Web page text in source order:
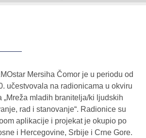
Mersiha Čomor je u periodu od
učestvovala na radionicama u okviru
„Mreža mladih branitelja/ki ljudskih
rad i stanovanje“. Radionice su
aplikacije i projekat je okupio po
i Hercegovine, Srbije i Crne Gore.